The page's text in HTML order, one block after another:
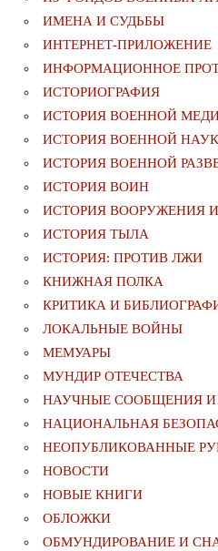
ИМЕНА И СУДЬБЫ
ИНТЕРНЕТ-ПРИЛОЖЕНИЕ
ИНФОРМАЦИОННОЕ
ИСТОРИОГРАФИЯ
ИСТОРИЯ ВОЕННОЙ
ИСТОРИЯ ВОЕННОЙ
ИСТОРИЯ ВОЕННОЙ
ИСТОРИЯ ВОИН
ИСТОРИЯ ВООРУЖЕНИЯ
ИСТОРИЯ ТЫЛА
ИСТОРИЯ: ПРОТИВ ЛЖИ
КНИЖНАЯ ПОЛКА
КРИТИКА И
ЛОКАЛЬНЫЕ ВОЙНЫ
МЕМУАРЫ
МУНДИР ОТЕЧЕСТВА
НАУЧНЫЕ СООБЩЕНИЯ
НАЦИОНАЛЬНАЯ
НЕОПУБЛИКОВАННЫЕ
НОВОСТИ
НОВЫЕ КНИГИ
ОБЛОЖКИ
ОБМУНДИРОВАНИЕ И